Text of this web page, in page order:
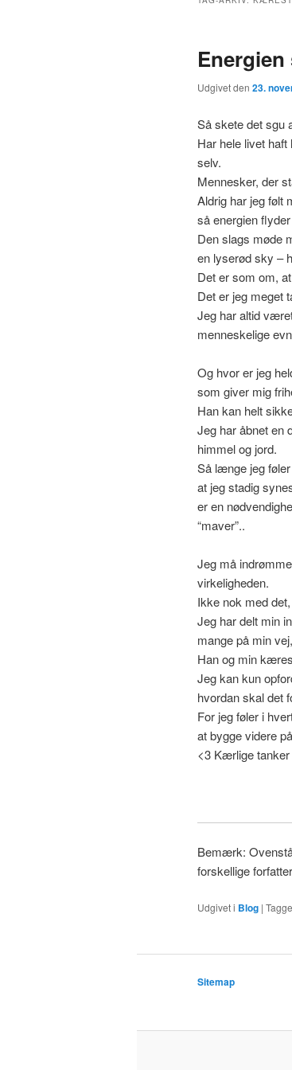
Udgivet den 23.
Så skete det sgu
Har hele livet
selv.
Mennesker, der
Aldrig har jeg følt
så energien
Den slags møde
en lyserød sky –
Det er som om,
Det er jeg meget
Jeg har altid
menneskelige
Og hvor er jeg
som giver mig
Han kan helt
Jeg har åbnet en
himmel og jord.
Så længe jeg
at jeg stadig
er en
“maver”..
Jeg må
virkeligheden.
Ikke nok med
Jeg har delt min
mange på min
Han og min
Jeg kan kun
hvordan skal det
For jeg føler i
at bygge videre
<3 Kærlige
Bemærk:
forskellige
Udgivet i Blog |
Sitemap